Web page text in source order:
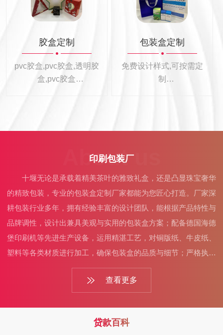
胶盒定制
pvc胶盒,pvc胶盒,透明胶
盒,pvc胶盒
包装盒定制
免费设计样式,可按需定
制
About us
印刷包装厂
十堰无论是承载着精美茶叶的雅致礼盒，还是凸显珠宝奢华
的精致包装，专业的包装盒定制厂家都能为您匠心打造。厂家深
耕包装行业多年，拥有经验丰富的设计团队，能根据产品特性与
品牌调性，设计出兼具美观与实用的包装盒方案；配备德国海德
堡印刷机等先进生产设备，运用精湛工艺，对铜版纸、牛皮纸、
塑料等各类材质进行加工，确保包装盒的品质与细节；严格执行
质量检测流程，从原材料采购到成品出厂，层层把关，保证交付
的包装盒质量可靠。而且，厂家可根据客户需求灵活调整起订
查看更多
贷款百科